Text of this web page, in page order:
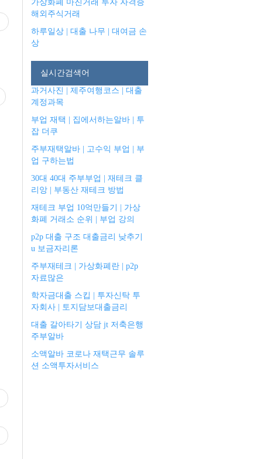
가상화폐 마진거래 투자 자격증
해외주식거래
하루일상 | 대출 나무 | 대여금 손
상
실시간검색어
과거사진 | 제주여행코스 | 대출
계정과목
부업 재택 | 집에서하는알바 | 투
잡 더쿠
주부재택알바 | 고수익 부업 | 부
업 구하는법
30대 40대 주부부업 | 재테크 클
리앙 | 부동산 재테크 방법
재테크 부업 10억만들기 | 가상
화폐 거래소 순위 | 부업 강의
p2p 대출 구조 대출금리 낮추기
u 보금자리론
주부재테크 | 가상화폐란 | p2p
자료많은
학자금대출 스킵 | 투자신탁 투
자회사 | 토지담보대출금리
대출 갈아타기 상담 jt 저축은행
주부알바
소액알바 코로나 재택근무 솔루
션 소액투자서비스